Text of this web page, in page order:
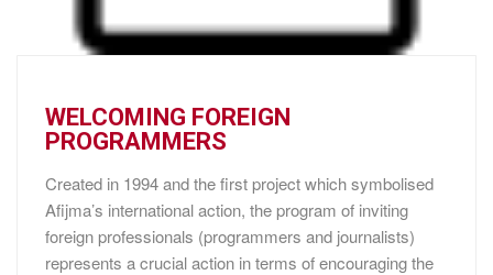
WELCOMING FOREIGN
PROGRAMMERS
Created in 1994 and the first project which symbolised
Afijma’s international action, the program of inviting
foreign professionals (programmers and journalists)
represents a crucial action in terms of encouraging the